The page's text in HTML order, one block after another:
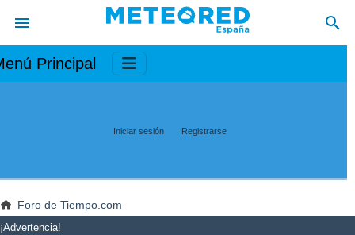
Principal
Iniciar sesión Registrarse
Foro de Tiempo.com
¡Advertencia!